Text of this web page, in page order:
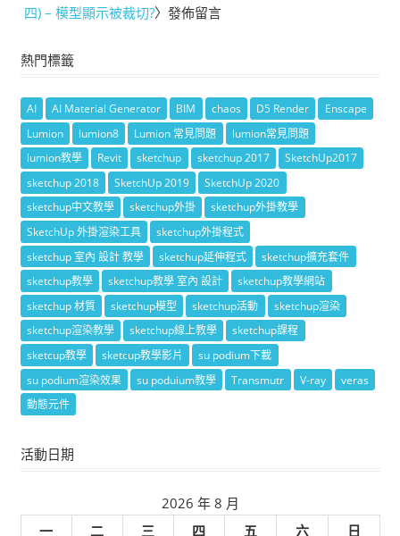
四) – 模型顯示被裁切?〉發佈留言
熱門標籤
AI AI Material Generator BIM chaos D5 Render
Enscape
Lumion
lumion8 Lumion 常見問題
lumion常見問題
lumion教學
Revit sketchup sketchup 2017
SketchUp2017
sketchup 2018
SketchUp 2019
SketchUp 2020
sketchup中文教學
sketchup外掛
sketchup外掛教學
SketchUp 外掛渲染工具
sketchup外掛程式
sketchup 室內 設計 教學
sketchup延伸程式
sketchup擴充套件
sketchup教學
sketchup教學 室內 設計
sketchup教學網站
sketchup 材質
sketchup模型 sketchup活動
sketchup渲染
sketchup渲染教學
sketchup線上教學
sketchup課程
sketcup教學
sketcup教學影片
su podium下載
su podium渲染效果
su poduium教學 Transmutr V-ray
veras
動態元件
活動日期
2026 年 8 月
一
二 三 四 五 六 日